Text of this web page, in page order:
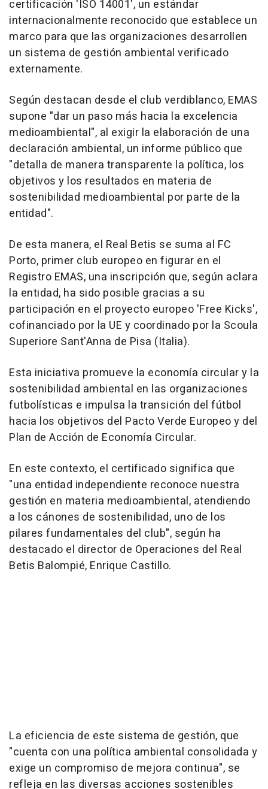
certificación 'ISO 14001', un estándar
internacionalmente reconocido que establece un
marco para que las organizaciones desarrollen
un sistema de gestión ambiental verificado
externamente.
Según destacan desde el club verdiblanco, EMAS
supone "dar un paso más hacia la excelencia
medioambiental", al exigir la elaboración de una
declaración ambiental, un informe público que
"detalla de manera transparente la política, los
objetivos y los resultados en materia de
sostenibilidad medioambiental por parte de la
entidad".
De esta manera, el Real Betis se suma al FC
Porto, primer club europeo en figurar en el
Registro EMAS, una inscripción que, según aclara
la entidad, ha sido posible gracias a su
participación en el proyecto europeo 'Free Kicks',
cofinanciado por la UE y coordinado por la Scoula
Superiore Sant'Anna de Pisa (Italia).
Esta iniciativa promueve la economía circular y la
sostenibilidad ambiental en las organizaciones
futbolísticas e impulsa la transición del fútbol
hacia los objetivos del Pacto Verde Europeo y del
Plan de Acción de Economía Circular.
En este contexto, el certificado significa que
"una entidad independiente reconoce nuestra
gestión en materia medioambiental, atendiendo
a los cánones de sostenibilidad, uno de los
pilares fundamentales del club", según ha
destacado el director de Operaciones del Real
Betis Balompié, Enrique Castillo.
La eficiencia de este sistema de gestión, que
"cuenta con una política ambiental consolidada y
exige un compromiso de mejora continua", se
refleja en las diversas acciones sostenibles